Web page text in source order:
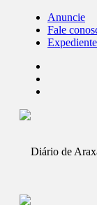
Anuncie
Fale
Expediente